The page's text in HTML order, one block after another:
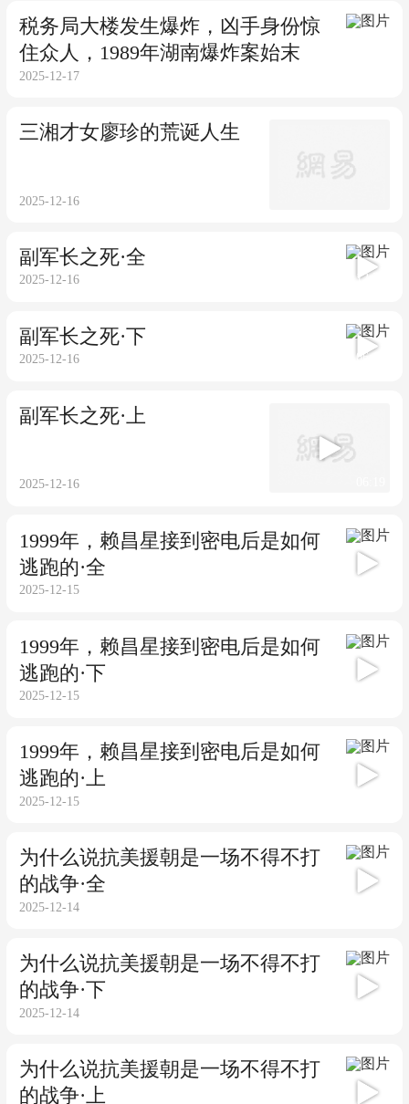
税务局大楼发生爆炸，凶手身份惊
住众人，1989年湖南爆炸案始末
2025-12-17
三湘才女廖珍的荒诞人生
副军长之死·全
副军长之死·下
副军长之死·上
1999年，赖昌星接到密电后是如何
逃跑的·全
1999年，赖昌星接到密电后是如何
逃跑的·下
1999年，赖昌星接到密电后是如何
逃跑的·上
为什么说抗美援朝是一场不得不打
的战争·全
为什么说抗美援朝是一场不得不打
的战争·下
为什么说抗美援朝是一场不得不打
的战争·上
在押女犯竟然怀孕，究竟是怎么做